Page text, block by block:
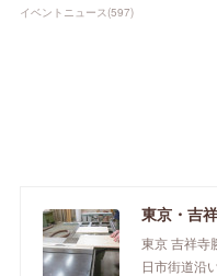
イベントニュース(597)
東京 吉祥寺
日市街道沿